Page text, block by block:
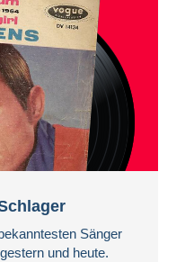
Sänger
und heute.